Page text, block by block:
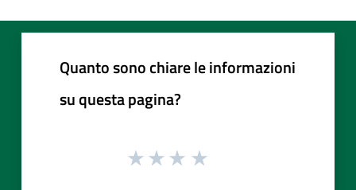
Quanto sono chiare le informazioni
su questa pagina?